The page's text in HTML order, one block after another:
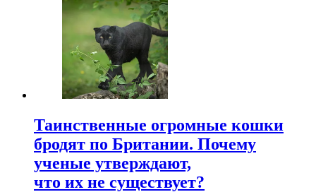
Таинственные огромные кошки
бродят по Британии. Почему
ученые утверждают,
что их не существует?